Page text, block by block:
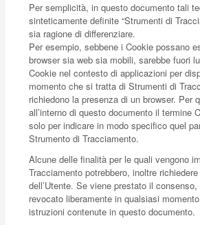
Per semplicità, in questo documento tali
sinteticamente definite “Strumenti di
sia ragione di differenziare.
Per esempio, sebbene i Cookie possano
browser sia web sia mobili, sarebbe fuori
Cookie nel contesto di applicazioni per
momento che si tratta di Strumenti di
richiedono la presenza di un browser. Per
all’interno di questo documento il termine
solo per indicare in modo specifico quel
Strumento di Tracciamento.
Alcune delle finalità per le quali vengono
Tracciamento potrebbero, inoltre
dell’Utente. Se viene prestato il
revocato liberamente in qualsiasi
istruzioni contenute in questo documento.